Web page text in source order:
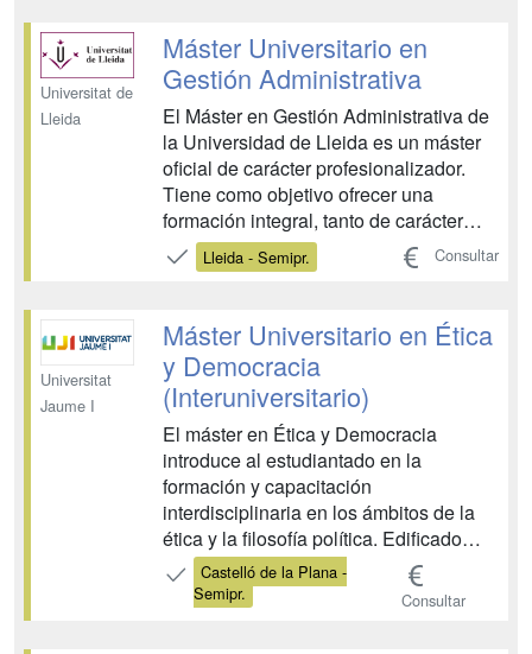
los Derechos de las Personas y Grupos
Vulnerables Historia y C...
Universitat de
Lleida
Máster Universitario en
Gestión Administrativa
El Máster en Gestión Administrativa de
la Universidad de Lleida es un máster
oficial de carácter profesionalizador.
Tiene como objetivo ofrecer una
formación integral, tanto de carácter
teórico como sobre todo práctico, a sus
titulados con la finalidad de darles una
especializada: la profesión de gestor
administrativo....
Lleida - Semipr. Consultar
Universitat
Jaume I
Máster Universitario en Ética
y Democracia
(Interuniversitario)
El máster en Ética y Democracia
introduce al estudiantado en la
formación y capacitación
interdisciplinaria en los ámbitos de la
ética y la filosofía política. Edificado
sobre valores como la calidad, la
proximidad, la participación, la
innovación y la mejora continua, el
Castelló de la Plana -
Semipr.
Consultar